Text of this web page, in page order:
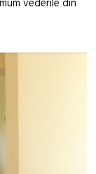
vederile din